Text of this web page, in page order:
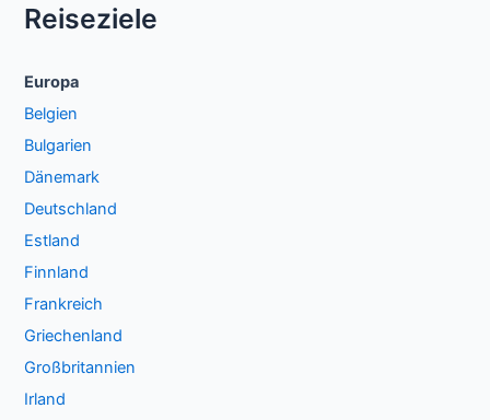
Reiseziele
Europa
Belgien
Bulgarien
Dänemark
Deutschland
Estland
Finnland
Frankreich
Griechenland
Großbritannien
Irland